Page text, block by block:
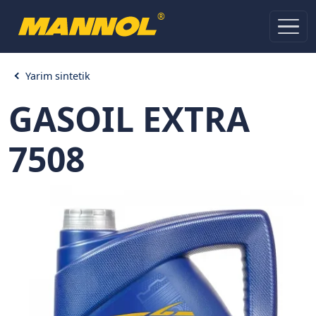
®
Yarim sintetik
GASOIL EXTRA
7508